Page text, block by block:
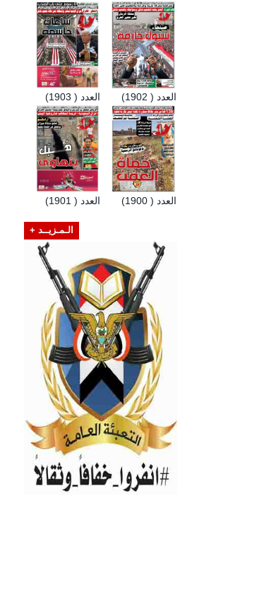
العدد ( 1903) العدد ( 1902)
العدد ( 1901) العدد ( 1900)
الـمـزيــد +